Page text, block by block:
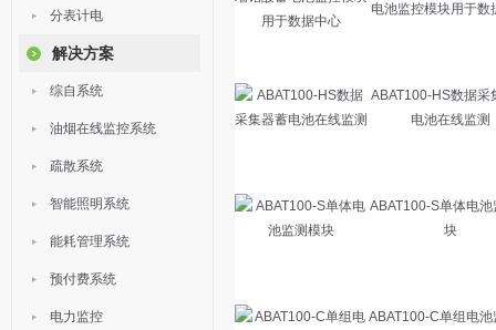
分表计电
解决方案
综自系统
油烟在线监控系统
疏散系统
智能照明系统
能耗管理系统
预付费系统
电力监控
电池监控模块用于数
ABAT100-HS数据采
电池在线监测
ABAT100-S单体电池
块
ABAT100-C单组电池